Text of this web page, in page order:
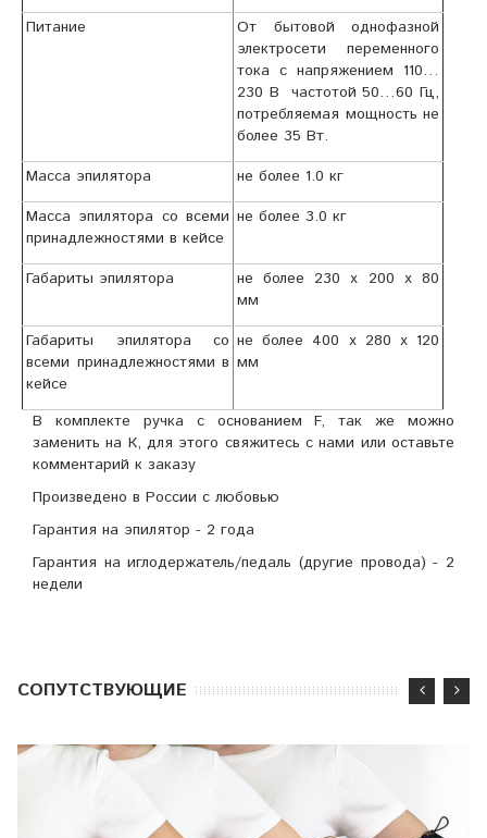
Питание
От бытовой однофазной
электросети переменного
тока с напряжением 110…
230 В частотой 50…60 Гц,
потребляемая мощность не
более 35 Вт.
Масса эпилятора
не более 1.0 кг
Масса эпилятора со всеми
принадлежностями в кейсе
не более 3.0 кг
Габариты эпилятора
не более 230 х 200 х 80
мм
Габариты эпилятора со
всеми принадлежностями в
кейсе
не более 400 х 280 х 120
мм
В комплекте ручка с основанием F, так же можно
заменить на К, для этого свяжитесь с нами или оставьте
комментарий к заказу
Произведено в России с любовью
Гарантия на эпилятор - 2 года
Гарантия на иглодержатель/педаль (другие провода) - 2
недели
CОПУТСТВУЮЩИЕ